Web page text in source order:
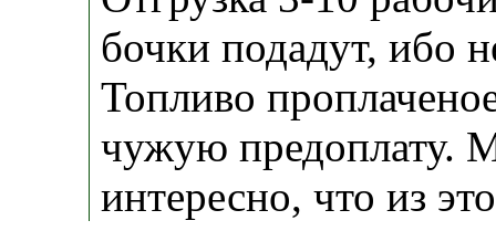
бочки подадут, ибо
Топливо
чужую предоплату.
интересно, что из